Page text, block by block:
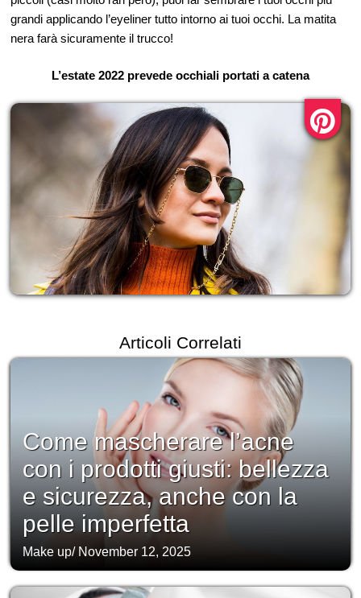
grandi applicando l’eyeliner tutto intorno ai tuoi occhi. La matita
nera farà sicuramente il trucco!
L’estate 2022 prevede occhiali portati a catena
Articoli Correlati
Come mascherare l’acne
con i prodotti giusti: bellezza
e sicurezza, anche con la
pelle imperfetta
Make up/ November 12, 2025